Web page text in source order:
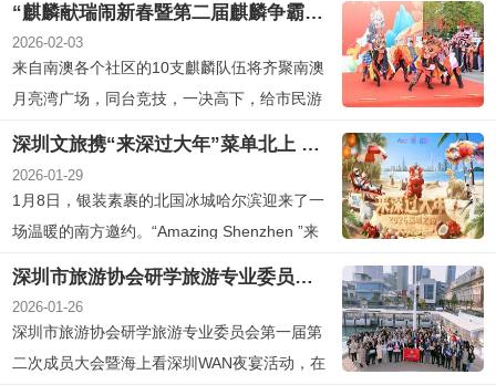
“麒麟献瑞闹新春暨第二届麒麟争霸赛”将在大年初三南澳月亮湾广场盛大举行
2026-02-03
来自南澳各个社区的10支麒麟队伍将齐聚南澳
月亮湾广场，同台竞技，一决高下，给市民游
客带来一次无与伦比的视觉盛宴。
深圳文旅携“来深过大年”菜单北上 邀哈尔滨游客共赴暖冬新春
2026-01-29
1月8日，银装素裹的北国冰城哈尔滨迎来了一
场温暖的南方邀约。“Amazing Shenzhen ”来
体育局主办，联合招商蛇口邮轮母港、深圳航
空、海南航空、深圳·前海冰雪世界、深巴文旅
深圳市旅游协会研学旅游专业委员会第一届第二次成员大会暨海上看深圳WAN夜宴活动圆满落幕！
2026-01-26
深圳市旅游协会研学旅游专业委员会第一届第
二次成员大会暨海上看深圳WAN夜宴活动，在